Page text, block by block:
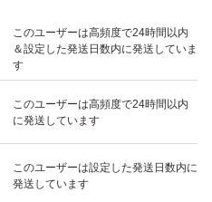
このユーザーは高頻度で24時間以内
＆設定した発送日数内に発送していま
す
このユーザーは高頻度で24時間以内
に発送しています
このユーザーは設定した発送日数内に
発送しています
いいね！
2,000